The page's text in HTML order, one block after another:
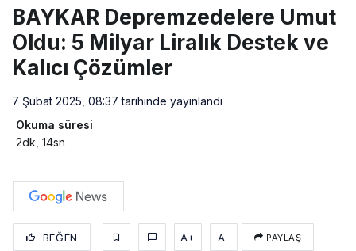
BAYKAR Depremzedelere Umut
Oldu: 5 Milyar Liralık Destek ve
Kalıcı Çözümler
7 Şubat 2025, 08:37 tarihinde yayınlandı
Okuma süresi
2dk, 14sn
BEĞEN A+ A- PAYLAŞ